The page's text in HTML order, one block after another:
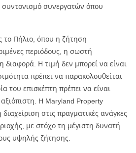
συνεργατών όπου
το Πήλιο, όπου η ζήτηση
περιόδους, η σωστή
διαφορά. Η τιμή δεν μπορεί να είναι
πρέπει να παρακολουθείται
του επισκέπτη πρέπει να είναι
Η Maryland Property
στις πραγματικές ανάγκες
με στόχο τη μέγιστη δυνατή
υψηλής ζήτησης.